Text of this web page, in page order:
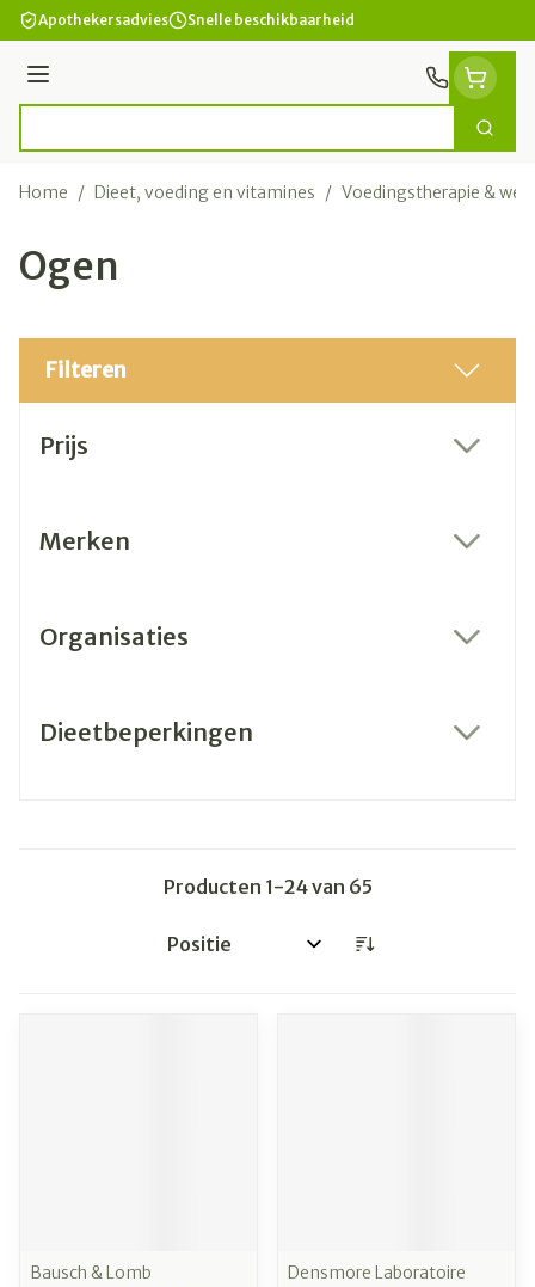
Ga naar de inhoud
Apothekersadvies Snelle beschikbaarheid
Menu
Zoek
Home / Dieet, voeding en vitamines / Voedingstherapie &
Ogen
Filteren
Prijs
Merken
Organisaties
Dieetbeperkingen
Producten 1-24van 65
Sorteer op:
Bausch & Lomb
Densmore Laboratoire